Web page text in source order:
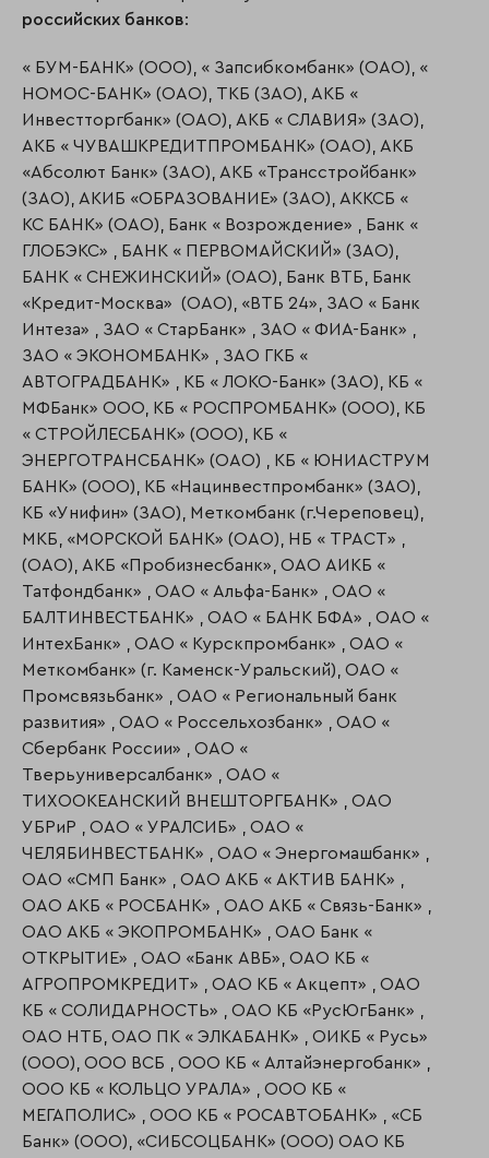
российских банков:
« БУМ-БАНК» (ООО), « Запсибкомбанк» (ОАО), «
НОМОС-БАНК» (ОАО), ТКБ (ЗАО), АКБ «
Инвестторгбанк» (ОАО), АКБ « СЛАВИЯ» (ЗАО),
АКБ « ЧУВАШКРЕДИТПРОМБАНК» (ОАО), АКБ
«Абсолют Банк» (ЗАО), АКБ «Трансстройбанк»
(ЗАО), АКИБ «ОБРАЗОВАНИЕ» (ЗАО), АККСБ «
КС БАНК» (ОАО), Банк « Возрождение» , Банк «
ГЛОБЭКС» , БАНК « ПЕРВОМАЙСКИЙ» (ЗАО),
БАНК « СНЕЖИНСКИЙ» (ОАО), Банк ВТБ, Банк
«Кредит-Москва» (ОАО), «ВТБ 24», ЗАО « Банк
Интеза» , ЗАО « СтарБанк» , ЗАО « ФИА-Банк» ,
ЗАО « ЭКОНОМБАНК» , ЗАО ГКБ «
АВТОГРАДБАНК» , КБ « ЛОКО-Банк» (ЗАО), КБ «
МФБанк» ООО, КБ « РОСПРОМБАНК» (ООО), КБ
« СТРОЙЛЕСБАНК» (ООО), КБ «
ЭНЕРГОТРАНСБАНК» (ОАО) , КБ « ЮНИАСТРУМ
БАНК» (ООО), КБ «Нацинвестпромбанк» (ЗАО),
КБ «Унифин» (ЗАО), Меткомбанк (г.Череповец),
МКБ, «МОРСКОЙ БАНК» (ОАО), НБ « ТРАСТ» ,
(ОАО), АКБ «Пробизнесбанк», ОАО АИКБ «
Татфондбанк» , ОАО « Альфа-Банк» , ОАО «
БАЛТИНВЕСТБАНК» , ОАО « БАНК БФА» , ОАО «
ИнтехБанк» , ОАО « Курскпромбанк» , ОАО «
Меткомбанк» (г. Каменск-Уральский), ОАО «
Промсвязьбанк» , ОАО « Региональный банк
развития» , ОАО « Россельхозбанк» , ОАО «
Сбербанк России» , ОАО «
Тверьуниверсалбанк» , ОАО «
ТИХООКЕАНСКИЙ ВНЕШТОРГБАНК» , ОАО
УБРиР , ОАО « УРАЛСИБ» , ОАО «
ЧЕЛЯБИНВЕСТБАНК» , ОАО « Энергомашбанк» ,
ОАО «СМП Банк» , ОАО АКБ « АКТИВ БАНК» ,
ОАО АКБ « РОСБАНК» , ОАО АКБ « Связь-Банк» ,
ОАО АКБ « ЭКОПРОМБАНК» , ОАО Банк «
ОТКРЫТИЕ» , ОАО «Банк АВБ», ОАО КБ «
АГРОПРОМКРЕДИТ» , ОАО КБ « Акцепт» , ОАО
КБ « СОЛИДАРНОСТЬ» , ОАО КБ «РусЮгБанк» ,
ОАО НТБ, ОАО ПК « ЭЛКАБАНК» , ОИКБ « Русь»
(ООО), ООО ВСБ , ООО КБ « Алтайэнергобанк» ,
ООО КБ « КОЛЬЦО УРАЛА» , ООО КБ «
МЕГАПОЛИС» , ООО КБ « РОСАВТОБАНК» , «СБ
Банк» (ООО), «СИБСОЦБАНК» (ООО) ОАО КБ